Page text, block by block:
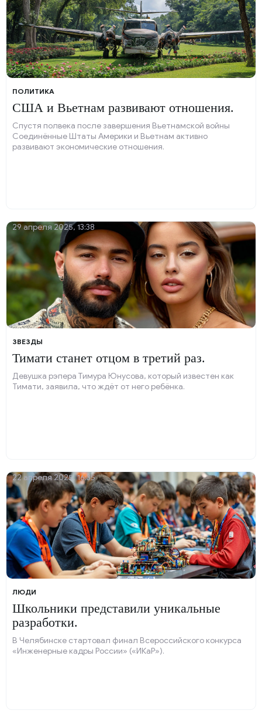
ПОЛИТИКА
США и Вьетнам развивают отношения.
Спустя полвека после завершения Вьетнамской войны
Соединённые Штаты Америки и Вьетнам активно
развивают экономические отношения.
ЗВЕЗДЫ
Тимати станет отцом в третий раз.
Девушка рэпера Тимура Юнусова, который известен как
Тимати, заявила, что ждёт от него ребёнка.
29 апреля 2025, 13:38
ЛЮДИ
Школьники представили уникальные
разработки.
В Челябинске стартовал финал Всероссийского конкурса
«Инженерные кадры России» («ИКаР»).
22 апреля 2025, 16:35